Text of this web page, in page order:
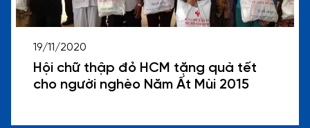
19/11/2020
Hội chữ thập đỏ HCM tặng quà tết
cho người nghèo Năm Ất Mùi 2015